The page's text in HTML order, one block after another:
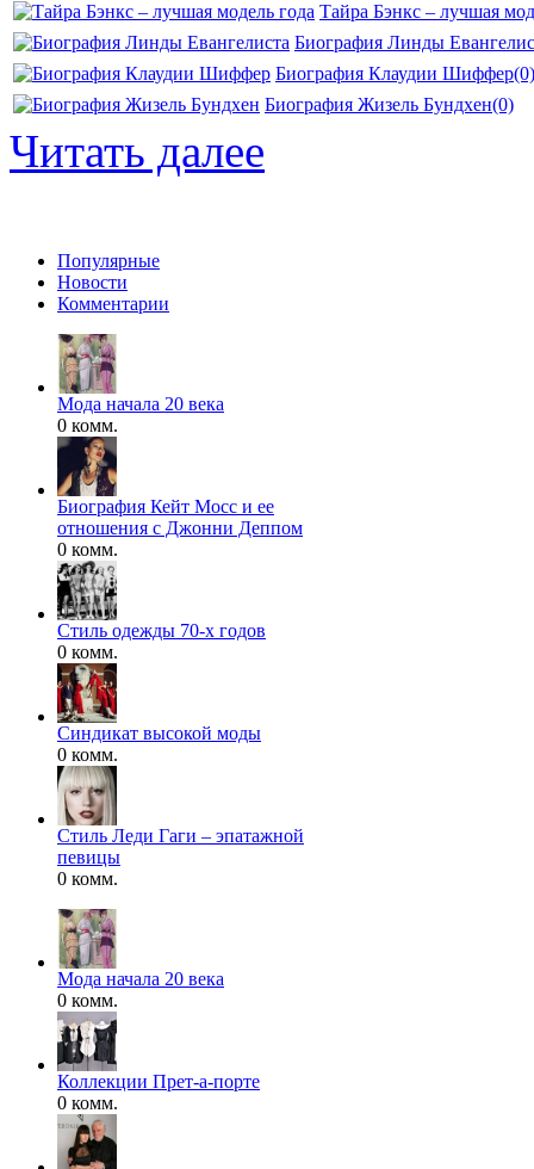
Тайра Бэнкс – лучшая
Биография Линды
Биография Клаудии Шиффер(0)
Биография Жизель Бундхен(0)
Читать далее
Популярные
Новости
Комментарии
Мода начала 20 века
0 комм.
Биография Кейт Мосс и ее
отношения с Джонни Деппом
0 комм.
Стиль одежды 70-х годов
0 комм.
Синдикат высокой моды
0 комм.
Стиль Леди Гаги – эпатажной
певицы
0 комм.
Мода начала 20 века
0 комм.
Коллекции Прет-а-порте
0 комм.